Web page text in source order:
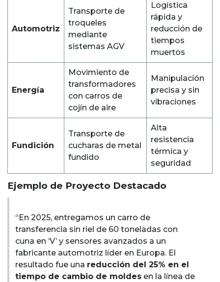
Automotriz
Transporte de
troqueles
mediante
sistemas AGV
Logística
rápida y
reducción de
tiempos
muertos
Energía
Movimiento de
transformadores
con carros de
cojín de aire
Manipulación
precisa y sin
vibraciones
Fundición
Transporte de
cucharas de metal
fundido
Alta
resistencia
térmica y
seguridad
Ejemplo de Proyecto Destacado
“En 2025, entregamos un carro de
transferencia sin riel de 60 toneladas con
cuna en ‘V’ y sensores avanzados a un
fabricante automotriz líder en Europa. El
resultado fue una reducción del 25% en el
tiempo de cambio de moldes en la línea de